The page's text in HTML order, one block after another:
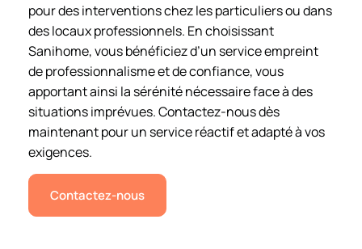
pour des interventions chez les particuliers ou dans
des locaux professionnels. En choisissant
Sanihome, vous bénéficiez d’un service empreint
de professionnalisme et de confiance, vous
apportant ainsi la sérénité nécessaire face à des
situations imprévues. Contactez-nous dès
maintenant pour un service réactif et adapté à vos
exigences.
Contactez-nous